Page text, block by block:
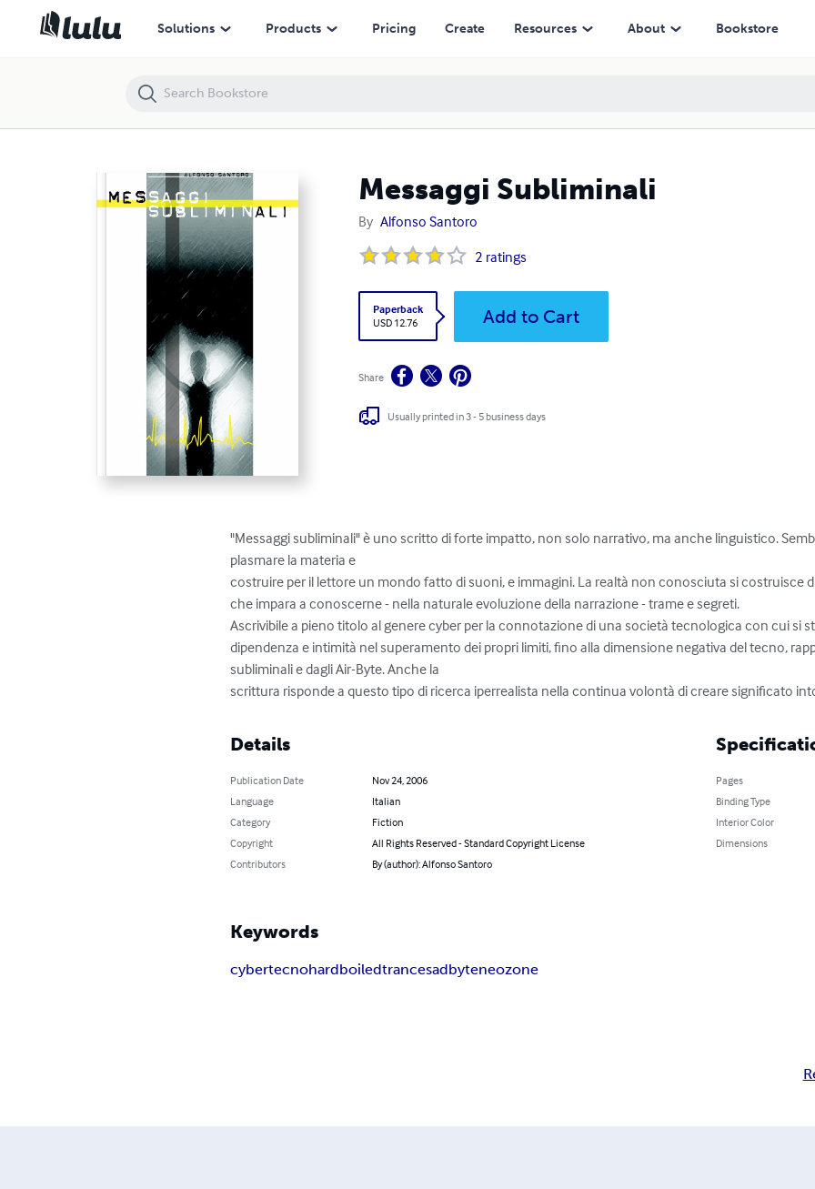
Solutions Products Pricing Create Resources About Bookstore
Messaggi Subliminali
By Alfonso Santoro
2 ratings
Paperback
USD 12.76
Add to Cart
Share
Usually printed in 3 - 5 business days
"Messaggi subliminali" è uno scritto di forte impatto, non solo narrativo, ma anche linguistico.
plasmare la materia e
costruire per il lettore un mondo fatto di suoni, e immagini. La realtà non conosciuta si costruisce
che impara a conoscerne - nella naturale evoluzione della narrazione - trame e segreti.
Ascrivibile a pieno titolo al genere cyber per la connotazione di una società tecnologica con cui si
dipendenza e intimità nel superamento dei propri limiti, fino alla dimensione negativa del tecno,
subliminali e dagli Air-Byte. Anche la
scrittura risponde a questo tipo di ricerca iperrealista nella continua volontà di creare significato
Details
Publication Date
Nov 24, 2006
Language
Italian
Category
Fiction
Copyright
All Rights Reserved - Standard Copyright License
Contributors
By (author): Alfonso Santoro
Pages
Binding Type
Interior Color
Dimensions
Keywords
cybertecnohardboiledtrancesadbyteneozone
Messaggi Subliminali